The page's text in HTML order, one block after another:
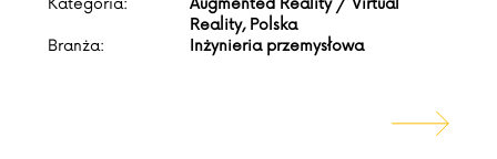
Kategoria:
Augmented Reality / Virtual
Reality, Polska
Branża:
Inżynieria przemysłowa